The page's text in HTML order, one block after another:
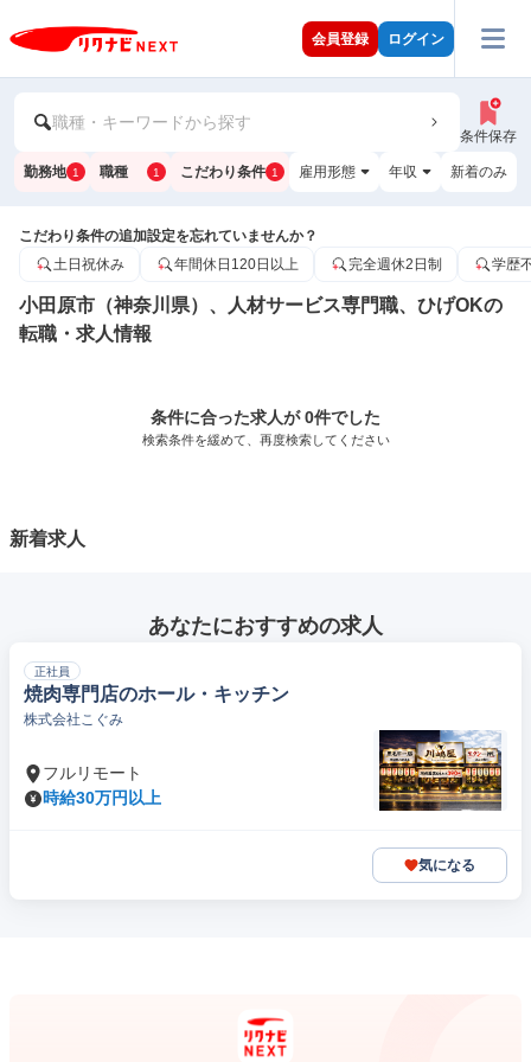
会員登録 ログイン
職種・キーワードから探す
条件保存
勤務地 1 職種 1 こだわり条件 1 雇用形態 年収 新着のみ
こだわり条件の追加設定を忘れていませんか？
土日祝休み
年間休日120日以上 完全週休2日制 学歴
小田原市（神奈川県）、人材サービス専門職、ひげOKの
転職・求人情報
条件に合った求人が 0件でした
検索条件を緩めて、再度検索してください
新着求人
あなたにおすすめの求人
正社員
焼肉専門店のホール・キッチン
株式会社こぐみ
フルリモート
時給30万円以上
気になる